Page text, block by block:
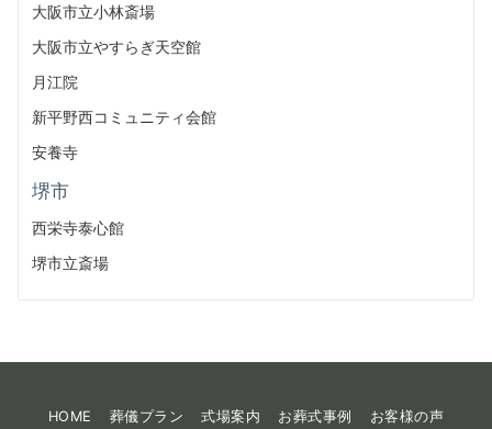
大阪市立小林斎場
大阪市立やすらぎ天空館
月江院
新平野西コミュニティ会館
安養寺
堺市
西栄寺泰心館
堺市立斎場
HOME 葬儀プラン 式場案内 お葬式事例 お客様の声